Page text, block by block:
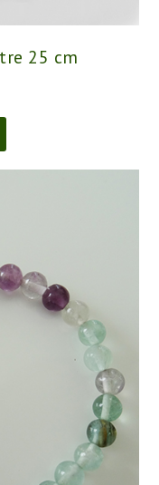
25 cm